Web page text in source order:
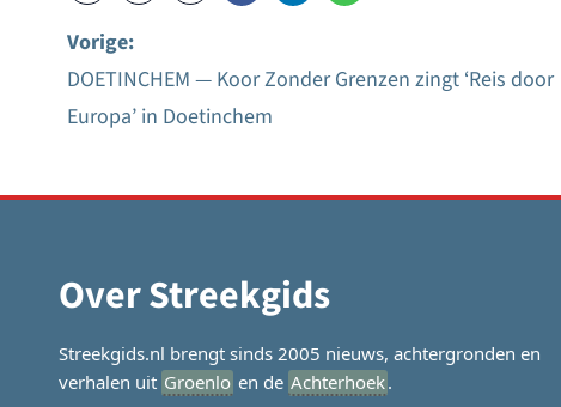
Bericht
Vorige:
DOETINCHEM — Koor Zonder Grenzen zingt ‘Reis door
Europa’ in Doetinchem
Over Streekgids
Streekgids.nl brengt sinds 2005 nieuws, achtergronden en
verhalen uit Groenlo en de Achterhoek.